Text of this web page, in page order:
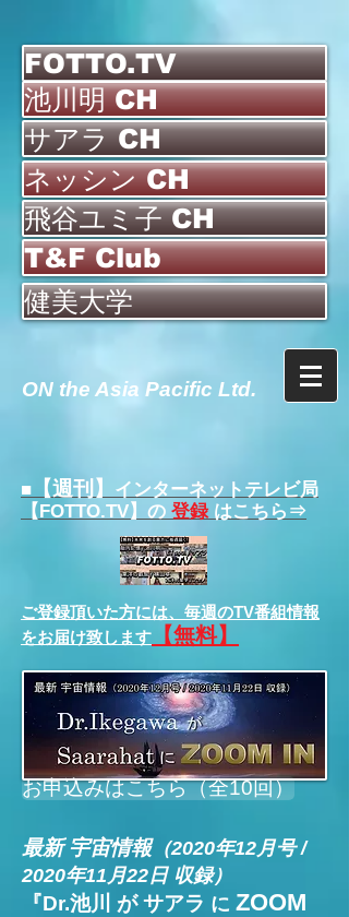
FOTTO.TV
池川明 CH
サアラ CH
ネッシン CH
飛谷ユミ子 CH
T&F Club
健美大学
ON the Asia Pacific Ltd.
■ 【週刊】
インターネットテレビ局
【FOTTO.TV】の 登録 はこちら⇒
ご登録頂いた方には、 毎週のTV番組情報
をお届け致します
【無料】
お申込みはこちら（全10回）
最新 宇宙情報（2020年12月号 /
2020年11月22日 収録）
『Dr.池川 が サアラ に ZOOM